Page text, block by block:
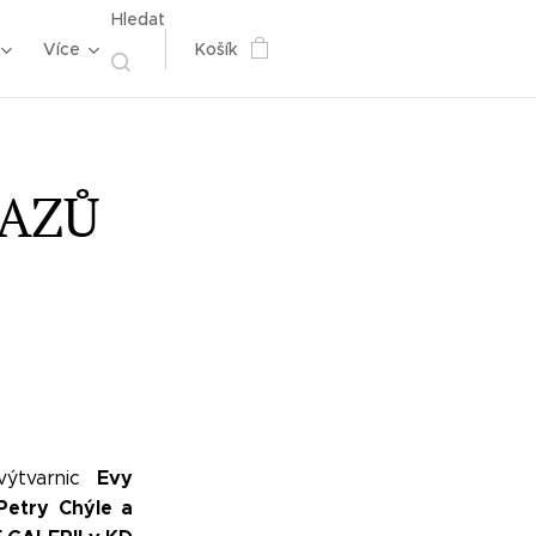
Více
Hledat
Košík
Evy
y Chýle a